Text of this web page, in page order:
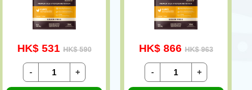
HK$ 531 HK$ 590
+
-
HK$ 866 HK$ 963
+
-